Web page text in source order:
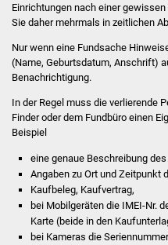
Einrichtungen nach einer
Sie daher mehrmals in zeitlichen
Nur wenn eine Fundsache
(Name, Geburtsdatum, Anschrift)
Benachrichtigung.
In der Regel muss die verlierende
Finder oder dem Fundbüro einen
Beispiel
eine genaue Beschreibung
Angaben zu Ort und Zeitpunkt
Kaufbeleg, Kaufvertrag,
bei Mobilgeräten die IMEI-Nr.
Karte (beide in den
bei Kameras die